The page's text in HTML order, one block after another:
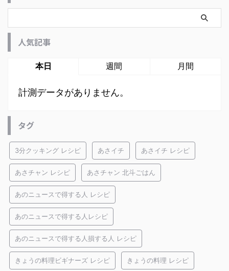
人気記事
本日 週間 月間
計測データがありません。
タグ
3分クッキング レシピ あさイチ あさイチ レシピ
あさチャン レシピ あさチャン 北斗ごはん
あのニュースで得する人 レシピ
あのニュースで得する人レシピ
あのニュースで得する人損する人 レシピ
きょうの料理ビギナーズ レシピ きょうの料理 レシピ